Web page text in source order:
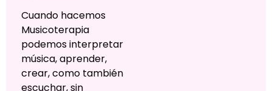
Cuando hacemos
Musicoterapia
podemos interpretar
música, aprender,
crear, como también
escuchar, sin